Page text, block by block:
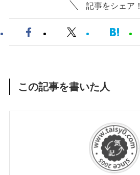
記事をシェア！
この記事を書いた人